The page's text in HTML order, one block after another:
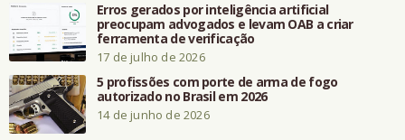
Erros gerados por inteligência artificial
preocupam advogados e levam OAB a criar
ferramenta de verificação
17 de julho de 2026
5 profissões com porte de arma de fogo
autorizado no Brasil em 2026
14 de junho de 2026